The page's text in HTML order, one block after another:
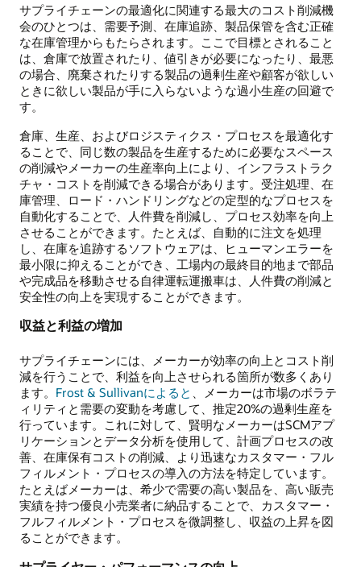
サプライチェーンの最適化に関連する最大のコスト削減機
会のひとつは、需要予測、在庫追跡、製品保管を含む正確
な在庫管理からもたらされます。ここで目標とされること
は、倉庫で放置されたり、値引きが必要になったり、最悪
の場合、廃棄されたりする製品の過剰生産や顧客が欲しい
ときに欲しい製品が手に入らないような過小生産の回避で
す。
倉庫、生産、およびロジスティクス・プロセスを最適化す
ることで、同じ数の製品を生産するために必要なスペース
の削減やメーカーの生産率向上により、インフラストラク
チャ・コストを削減できる場合があります。受注処理、在
庫管理、ロード・ハンドリングなどの定型的なプロセスを
自動化することで、人件費を削減し、プロセス効率を向上
させることができます。たとえば、自動的に注文を処理
し、在庫を追跡するソフトウェアは、ヒューマンエラーを
最小限に抑えることができ、工場内の最終目的地まで部品
や完成品を移動させる自律運転運搬車は、人件費の削減と
安全性の向上を実現することができます。
収益と利益の増加
サプライチェーンには、メーカーが効率の向上とコスト削
減を行うことで、利益を向上させられる箇所が数多くあり
ます。 Frost & Sullivanによると 、メーカーは市場のボラテ
ィリティと需要の変動を考慮して、推定20%の過剰生産を
行っています。これに対して、賢明なメーカーはSCMアプ
リケーションとデータ分析を使用して、計画プロセスの改
善、在庫保有コストの削減、より迅速なカスタマー・フル
フィルメント・プロセスの導入の方法を特定しています。
たとえばメーカーは、希少で需要の高い製品を、高い販売
実績を持つ優良小売業者に納品することで、カスタマー・
フルフィルメント・プロセスを微調整し、収益の上昇を図
ることができます。